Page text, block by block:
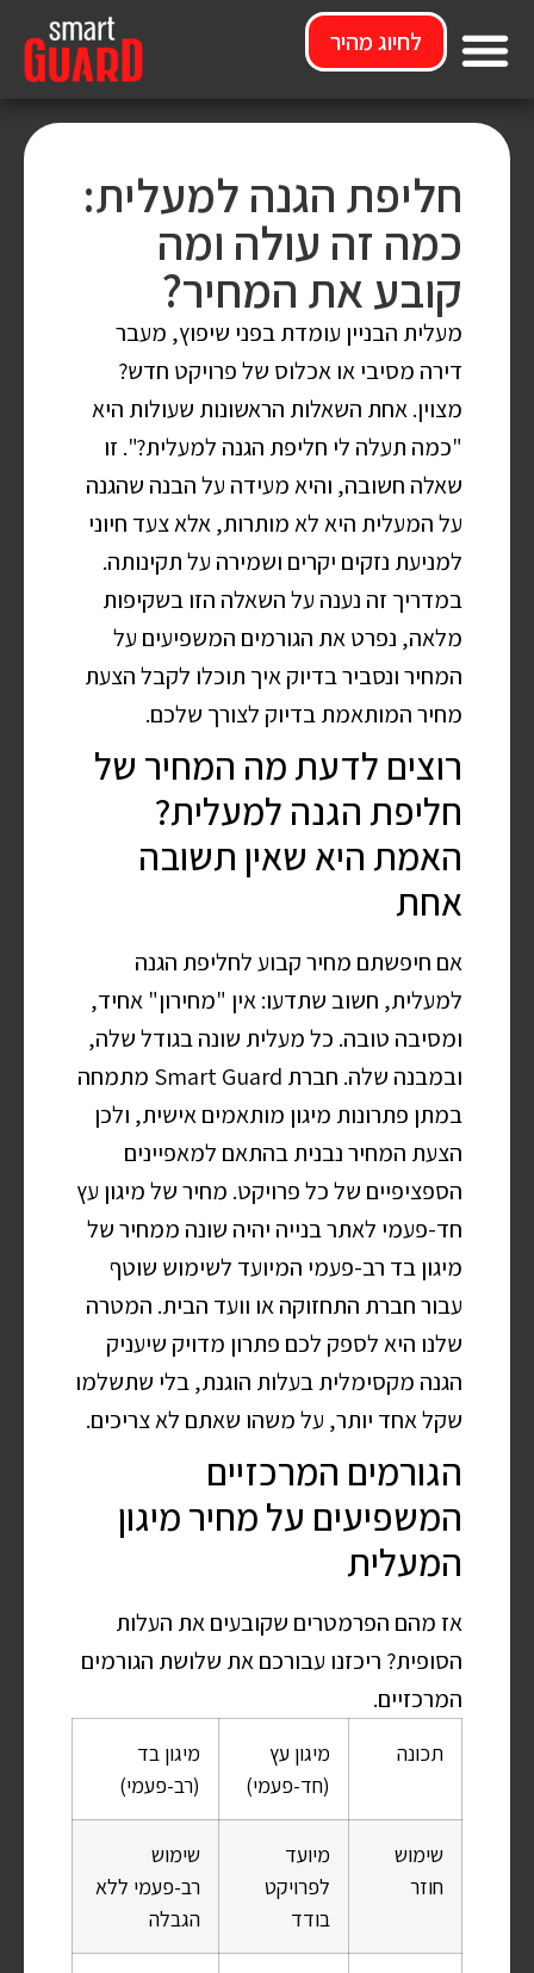
לחיוג מהיר
חליפת הגנה למעלית:
כמה זה עולה ומה
קובע את המחיר?
מעלית הבניין עומדת בפני שיפוץ, מעבר
דירה מסיבי או אכלוס של פרויקט חדש?
מצוין. אחת השאלות הראשונות שעולות היא
"כמה תעלה לי חליפת הגנה למעלית?". זו
שאלה חשובה, והיא מעידה על הבנה שהגנה
על המעלית היא לא מותרות, אלא צעד חיוני
למניעת נזקים יקרים ושמירה על תקינותה.
במדריך זה נענה על השאלה הזו בשקיפות
מלאה, נפרט את הגורמים המשפיעים על
המחיר ונסביר בדיוק איך תוכלו לקבל הצעת
מחיר המותאמת בדיוק לצורך שלכם.
רוצים לדעת מה המחיר של
חליפת הגנה למעלית?
האמת היא שאין תשובה
אחת
אם חיפשתם מחיר קבוע לחליפת הגנה
למעלית, חשוב שתדעו: אין "מחירון" אחיד,
ומסיבה טובה. כל מעלית שונה בגודל שלה,
ובמבנה שלה. חברת Smart Guard מתמחה
במתן פתרונות מיגון מותאמים אישית, ולכן
הצעת המחיר נבנית בהתאם למאפיינים
הספציפיים של כל פרויקט. מחיר של מיגון עץ
חד-פעמי לאתר בנייה יהיה שונה ממחיר של
מיגון בד רב-פעמי המיועד לשימוש שוטף
עבור חברת התחזוקה או וועד הבית. המטרה
שלנו היא לספק לכם פתרון מדויק שיעניק
הגנה מקסימלית בעלות הוגנת, בלי שתשלמו
שקל אחד יותר, על משהו שאתם לא צריכים.
הגורמים המרכזיים
המשפיעים על מחיר מיגון
המעלית
אז מהם הפרמטרים שקובעים את העלות
הסופית? ריכזנו עבורכם את שלושת הגורמים
המרכזיים.
תכונה
מיגון עץ
(חד-פעמי)
מיגון בד
(רב-פעמי)
שימוש
חוזר
מיועד
לפרויקט
בודד
שימוש
רב-פעמי ללא
הגבלה